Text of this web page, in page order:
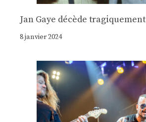
Jan Gaye décède tragiquement
8 janvier 2024